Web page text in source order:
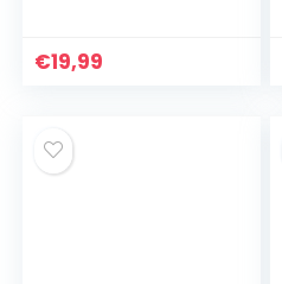
Krallenschere für
Katzen,
Krallenschleifer mit
LED-Licht, Katze für
€19,99